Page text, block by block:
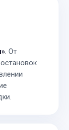
. От